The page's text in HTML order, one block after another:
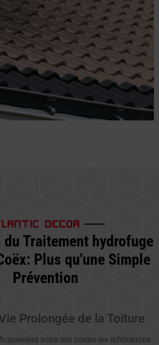
DECOR
du Traitement hydrofuge
Plus qu'une Simple
Prévention
Prolongée de la Toiture
votre toit contre les infiltrations